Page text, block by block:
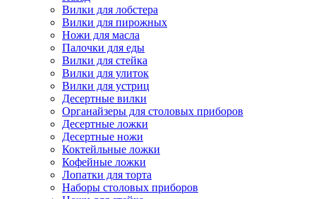
Вилки для лобстера
Вилки для пирожных
Ножи для масла
Палочки для еды
Вилки для стейка
Вилки для улиток
Вилки для устриц
Десертные вилки
Органайзеры для столовых приборов
Десертные ложки
Десертные ножи
Коктейльные ложки
Кофейные ложки
Лопатки для торта
Наборы столовых приборов